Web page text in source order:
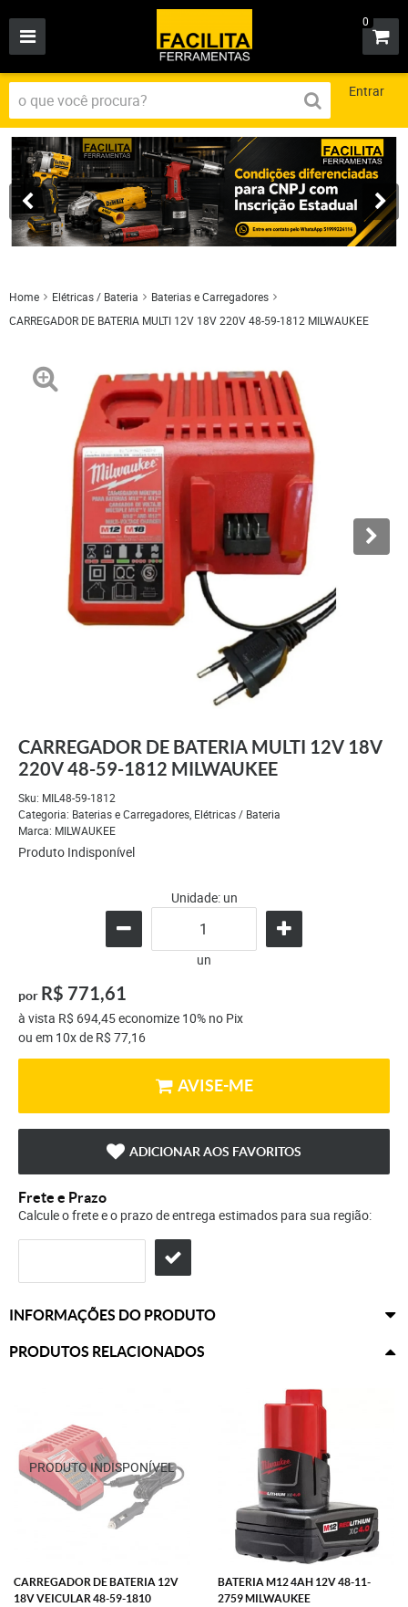
0
Entrar
Home Elétricas / Bateria
Baterias e Carregadores
CARREGADOR DE BATERIA MULTI 12V 18V 220V 48-59-1812 MILWAUKEE
CARREGADOR DE BATERIA MULTI 12V 18V
220V 48-59-1812 MILWAUKEE
Sku: MIL48-59-1812
Categoria: Baterias e Carregadores, Elétricas / Bateria
Marca: MILWAUKEE
Produto Indisponível
Unidade: un
un
por R$ 771,61
à vista R$ 694,45economize 10% no Pix
ou em 10xde R$ 77,16
AVISE-ME
ADICIONAR AOS FAVORITOS
Frete e Prazo
Calcule o frete e o prazo de entrega estimados para sua região:
INFORMAÇÕES DO PRODUTO
PRODUTOS RELACIONADOS
CARREGADOR DE BATERIA 12V
18V VEICULAR 48-59-1810
BATERIA M12 4AH 12V 48-11-
2759 MILWAUKEE